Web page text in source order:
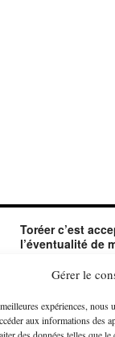
Gérer le
expériences, nous
aux informations des
Toréer c’est
l’éventualité de
Le matador accepte en
beau et du sublime que
force et la bravoure du
gestuelle du toreo, fait